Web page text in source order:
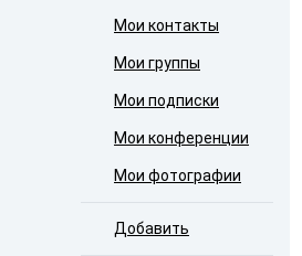
Мои контакты
Мои группы
Мои подписки
Мои конференции
Мои фотографии
Добавить